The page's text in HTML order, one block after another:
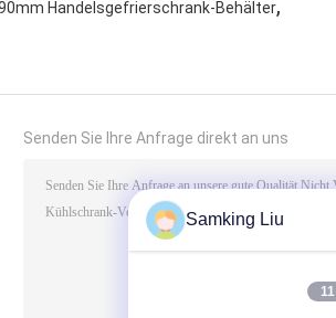
Handelsgefrierschrank-Behälter,
Senden Sie Ihre Anfrage direkt an uns
Samking Liu